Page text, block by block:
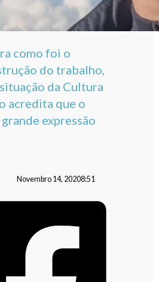
como foi o
do trabalho,
da Cultura
acredita que o
expressão
Novembro 14, 20208:51